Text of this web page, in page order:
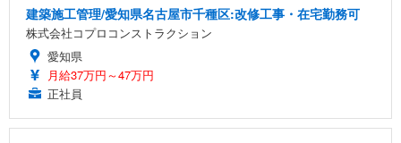
建築施工管理/愛知県名古屋市千種区:改修工事・在宅勤務可
株式会社コプロコンストラクション
愛知県
月給37万円～47万円
正社員